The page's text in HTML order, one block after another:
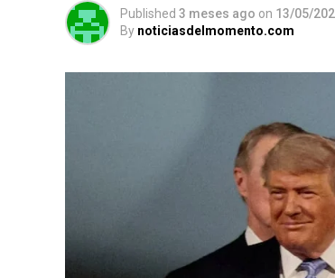
Published 3 meses ago on 13/05/
By noticiasdelmomento.com